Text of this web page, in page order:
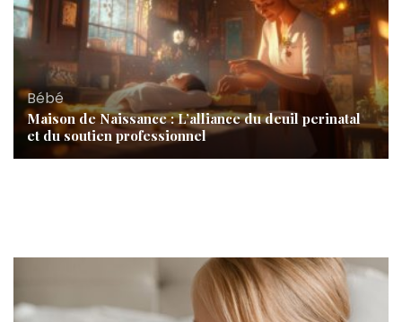
Bébé
Maison de Naissance : L’alliance du deuil perinatal
et du soutien professionnel